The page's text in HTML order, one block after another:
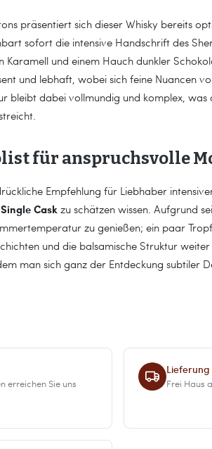
präsentiert sich dieser Whisky bereits
sofort die intensive Handschrift des
Karamell und einem Hauch dunkler
und lebhaft, wobei sich feine Nuancen
bleibt dabei vollmundig und komplex,
für anspruchsvolle
Empfehlung für Liebhaber
Single Cask zu schätzen wissen. Aufgrund
zu genießen; ein paar
und die balsamische Struktur
man sich ganz der Entdeckung subtiler
erreichen Sie uns
Lieferung
Frei Haus